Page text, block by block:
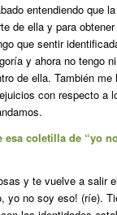
entendiendo que
de ella y para
que sentir
y ahora no tengo
de ella. También me
con respecto a
esa coletilla de “yo
y te vuelve a salir
yo no soy eso! (ríe).